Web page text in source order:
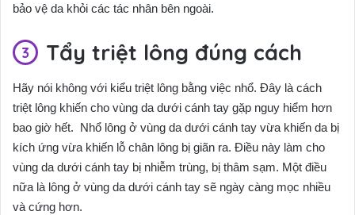
bảo vệ da khỏi các tác nhân bên ngoài.
Tẩy triệt lông đúng cách
Hãy nói không với kiểu triệt lông bằng việc nhổ. Đây là cách
triệt lông khiến cho vùng da dưới cánh tay gặp nguy hiểm hơn
bao giờ hết. Nhổ lông ở vùng da dưới cánh tay vừa khiến da bị
kích ứng vừa khiến lỗ chân lông bị giãn ra. Điều này làm cho
vùng da dưới cánh tay bị nhiễm trùng, bị thâm sạm. Một điều
nữa là lông ở vùng da dưới cánh tay sẽ ngày càng mọc nhiều
và cứng hơn.